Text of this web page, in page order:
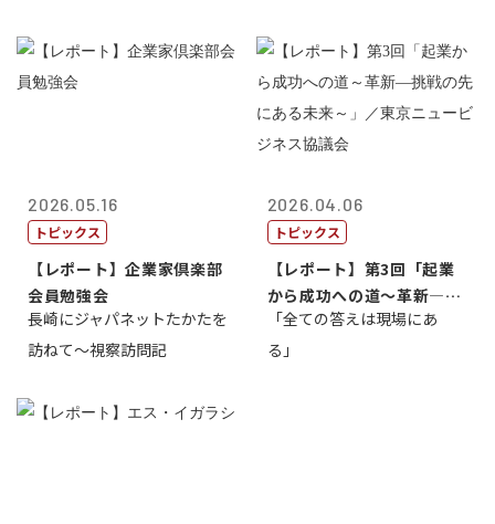
2026.05.16
トピックス
【レポート】企業家倶楽部
会員勉強会
長崎にジャパネットたかたを
訪ねて～視察訪問記
2026.04.06
トピックス
【レポート】第3回「起業
から成功への道～革新―挑
戦の先にある...
「全ての答えは現場にあ
る」